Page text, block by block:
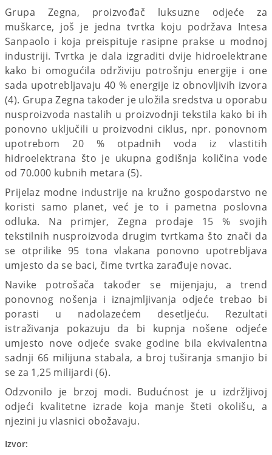
Grupa Zegna, proizvođač luksuzne odjeće za
muškarce, još je jedna tvrtka koju podržava Intesa
Sanpaolo i koja preispituje rasipne prakse u modnoj
industriji. Tvrtka je dala izgraditi dvije hidroelektrane
kako bi omogućila održiviju potrošnju energije i one
sada upotrebljavaju 40 % energije iz obnovljivih izvora
(4). Grupa Zegna također je uložila sredstva u oporabu
nusproizvoda nastalih u proizvodnji tekstila kako bi ih
ponovno uključili u proizvodni ciklus, npr. ponovnom
upotrebom 20 % otpadnih voda iz vlastitih
hidroelektrana što je ukupna godišnja količina vode
od 70.000 kubnih metara (5).
Prijelaz modne industrije na kružno gospodarstvo ne
koristi samo planet, već je to i pametna poslovna
odluka. Na primjer, Zegna prodaje 15 % svojih
tekstilnih nusproizvoda drugim tvrtkama što znači da
se otprilike 95 tona vlakana ponovno upotrebljava
umjesto da se baci, čime tvrtka zarađuje novac.
Navike potrošača također se mijenjaju, a trend
ponovnog nošenja i iznajmljivanja odjeće trebao bi
porasti u nadolazećem desetljeću. Rezultati
istraživanja pokazuju da bi kupnja nošene odjeće
umjesto nove odjeće svake godine bila ekvivalentna
sadnji 66 milijuna stabala, a broj tuširanja smanjio bi
se za 1,25 milijardi (6).
Odzvonilo je brzoj modi. Budućnost je u izdržljivoj
odjeći kvalitetne izrade koja manje šteti okolišu, a
njezini ju vlasnici obožavaju.
Izvor: